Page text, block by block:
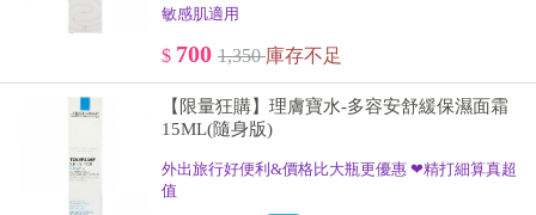
敏感肌適用
$ 700 1,350庫存不足
【限量狂購】理膚寶水-多容安舒緩保濕面霜
15ML(隨身版)
外出旅行好便利&價格比大瓶更優惠 ❤精打細算真超
值